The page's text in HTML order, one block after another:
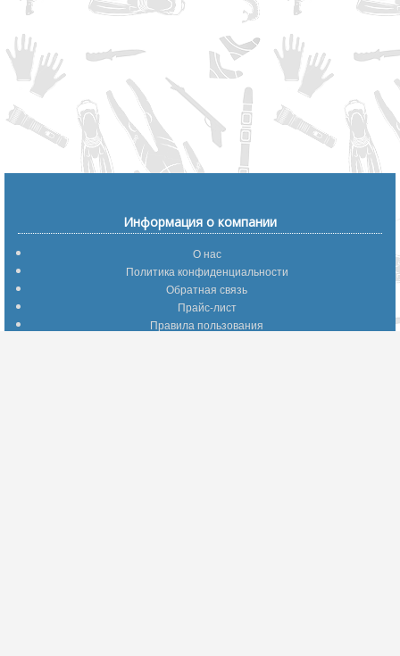
Информация о компании
О нас
Политика конфиденциальности
Обратная связь
Прайс-лист
Правила пользования